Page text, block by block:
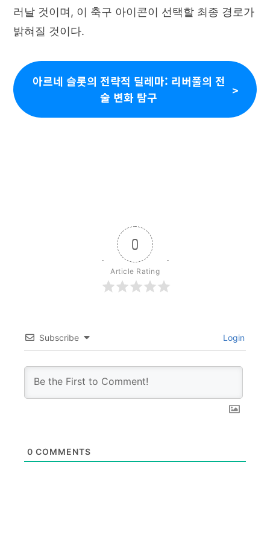
러날 것이며, 이 축구 아이콘이 선택할 최종 경로가
밝혀질 것이다.
아르네 슬롯의 전략적 딜레마: 리버풀의 전
술 변화 탐구
0
Article Rating
Subscribe Login
0 COMMENTS